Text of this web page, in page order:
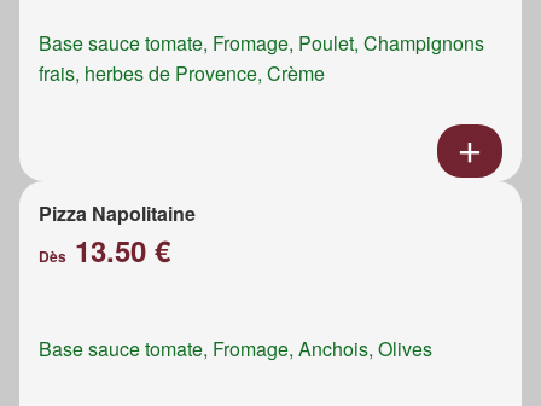
Base sauce tomate, Fromage, Poulet, Champignons
frais, herbes de Provence, Crème
Pizza Napolitaine
Dès 13.50 €
Base sauce tomate, Fromage, Anchois, Olives